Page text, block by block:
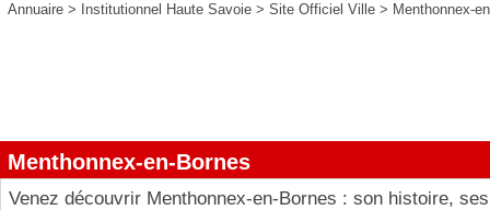
Annuaire > Institutionnel Haute Savoie > Site Officiel Ville > Menthonnex-
Menthonnex-en-Bornes
Venez découvrir Menthonnex-en-Bornes : son histoire,